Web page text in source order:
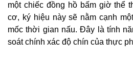
một chiếc đồng hồ bấm giờ thể
cơ, ký hiệu này sẽ nằm cạnh
mốc thời gian nấu. Đây là tính
soát chính xác độ chín của thực